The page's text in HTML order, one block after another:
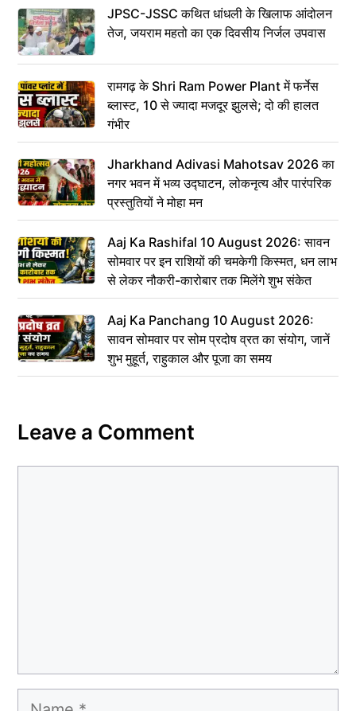
JPSC-JSSC कथित धांधली के खिलाफ आंदोलन
तेज, जयराम महतो का एक दिवसीय निर्जल उपवास
रामगढ़ के Shri Ram Power Plant में फर्नेस
ब्लास्ट, 10 से ज्यादा मजदूर झुलसे; दो की हालत
गंभीर
Jharkhand Adivasi Mahotsav 2026 का
नगर भवन में भव्य उद्घाटन, लोकनृत्य और पारंपरिक
प्रस्तुतियों ने मोहा मन
Aaj Ka Rashifal 10 August 2026: सावन
सोमवार पर इन राशियों की चमकेगी किस्मत, धन लाभ
से लेकर नौकरी-कारोबार तक मिलेंगे शुभ संकेत
Aaj Ka Panchang 10 August 2026:
सावन सोमवार पर सोम प्रदोष व्रत का संयोग, जानें
शुभ मुहूर्त, राहुकाल और पूजा का समय
Leave a Comment
Name